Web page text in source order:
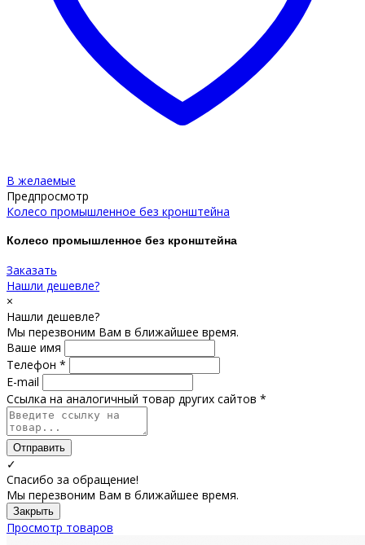
В желаемые
Предпросмотр
Колесо промышленное без кронштейна
Колесо промышленное без кронштейна
Заказать
Нашли дешевле?
×
Нашли дешевле?
Мы перезвоним Вам в ближайшее время.
Ваше имя
Телефон *
E-mail
Ссылка на аналогичный товар других сайтов *
Отправить
✓
Спасибо за обращение!
Мы перезвоним Вам в ближайшее время.
Закрыть
Просмотр товаров